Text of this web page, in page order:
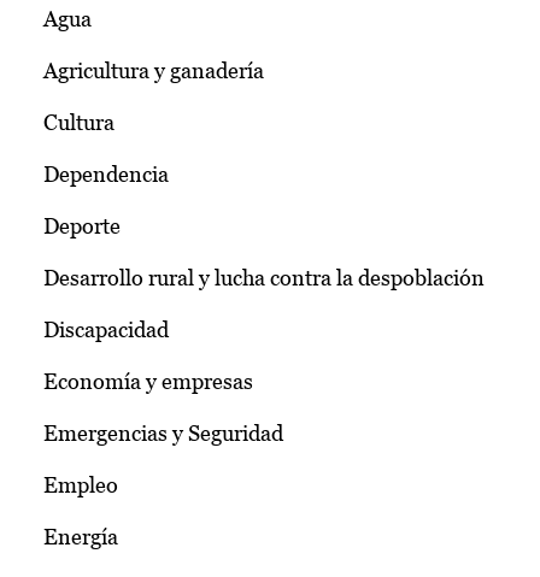
Agua
Agricultura y ganadería
Cultura
Dependencia
Deporte
Desarrollo rural y lucha contra la despoblación
Discapacidad
Economía y empresas
Emergencias y Seguridad
Empleo
Energía